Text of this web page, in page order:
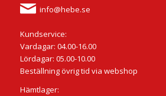
info@hebe.se
Kundservice:
Vardagar: 04.00-16.00
Lördagar: 05.00-10.00
Beställning övrig tid via webshop
Hämtlager: